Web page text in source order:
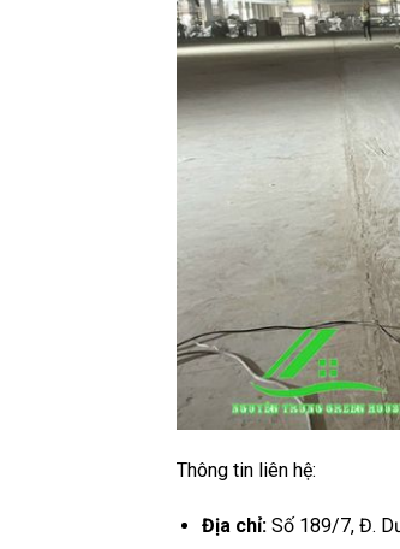
Thông tin liên hệ:
Địa chỉ:Số 189/7, Đ.